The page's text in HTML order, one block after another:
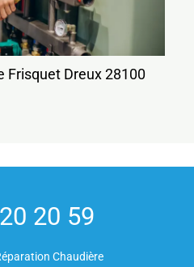
Frisquet Dreux 28100
20 59
Chaudière